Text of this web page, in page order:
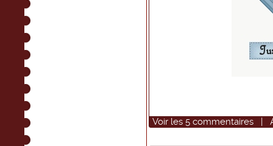
Voir les 5 commentaires